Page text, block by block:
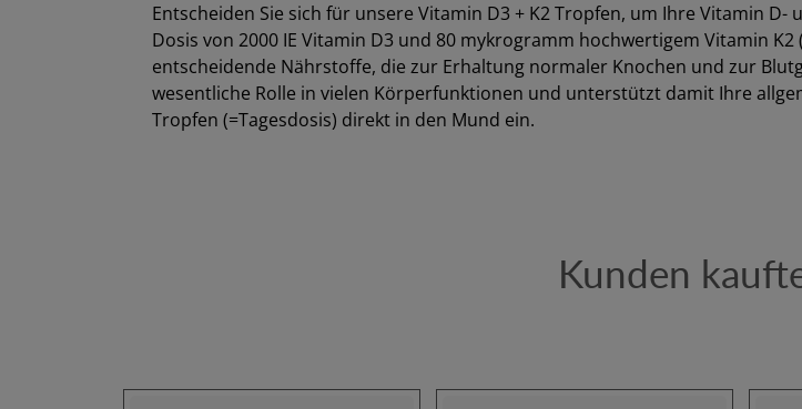
Entscheiden Sie sich für unsere Vitamin D3 + K2 Tropfen, um Ihre Vitamin
Dosis von 2000 IE Vitamin D3 und 80 mykrogramm hochwertigem Vitamin
entscheidende Nährstoffe, die zur Erhaltung normaler Knochen und zur
wesentliche Rolle in vielen Körperfunktionen und unterstützt damit Ihre
Tropfen (=Tagesdosis) direkt in den Mund ein.
Kunden